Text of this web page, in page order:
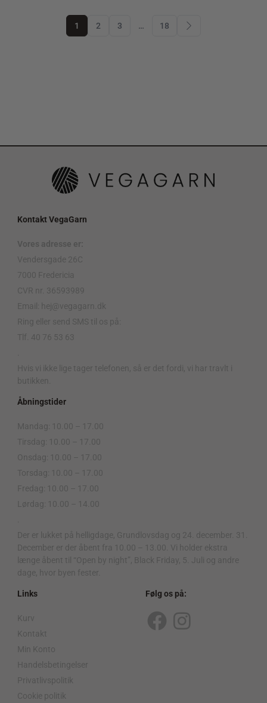
1 2 3 … 18
Kontakt VegaGarn
Vores adresse er:
Vendersgade 26C
7000 Fredericia
CVR nr. 36593989
Email: hej@vegagarn.dk
Ring eller send SMS til os på:
Tlf. 40 76 53 63
Hvis vi ikke lige tager telefonen, så er det fordi, vi har travlt i
butikken.
Åbningstider
Mandag: 10.00 – 17.00
Tirsdag: 10.00 – 17.00
Onsdag: 10.00 – 17.00
Torsdag: 10.00 – 17.00
Fredag: 10.00 – 17.00
Lørdag: 10.00 – 14.00
Der er lukket på helligdage, Grundlovsdag og 24. december. 31.
December er der åbent fra 10.00 – 13.00. Vi holder ekstra
længe åbent til “Open by night”, Black Friday, 5. Juli og andre
dage, hvor byen fester.
Links
Kurv
Kontakt
Min Konto
Handelsbetingelser
Privatlivspolitik
Cookie politik
Følg os på:
F
I